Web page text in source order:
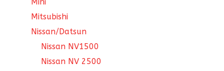
Mini
Mitsubishi
Nissan/Datsun
Nissan NV1500
Nissan NV 2500